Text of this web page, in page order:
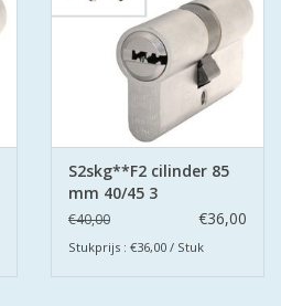
S2skg**F2 cilinder 85
mm 40/45 3
keersleutels
€40,00 €36,00
Stukprijs : €36,00 / Stuk